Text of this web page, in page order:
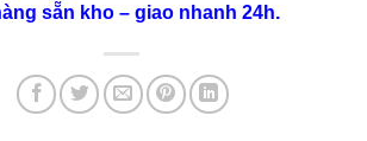
sẵn kho – giao nhanh 24h.